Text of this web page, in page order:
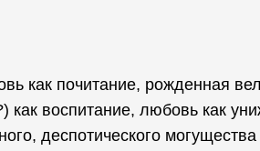
как почитание, рожденная
воспитание, любовь как
деспотического